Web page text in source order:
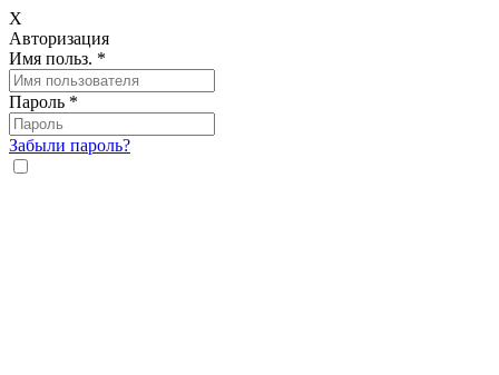
X
Авторизация
Имя польз. *
Пароль *
Забыли пароль?